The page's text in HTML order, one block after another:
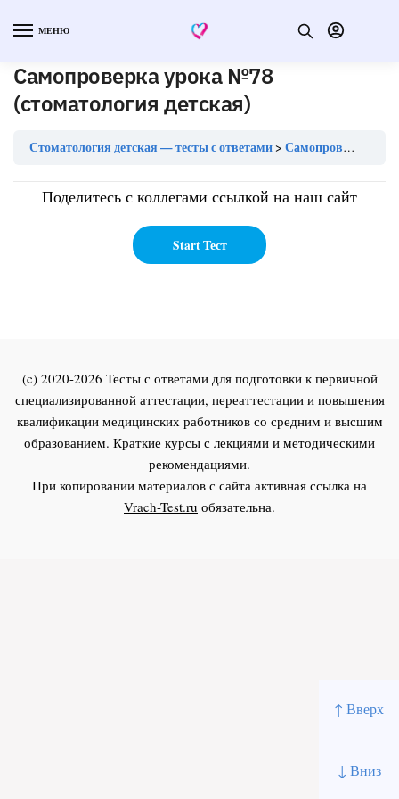
↑ Вверх
↓ Вниз
МЕНЮ
Самопроверка урока №78
(стоматология детская)
Стоматология детская — тесты с ответами Самопроверка урока №78 (стоматология детская)
Поделитесь с коллегами ссылкой на наш сайт
(c) 2020-2026 Тесты с ответами для подготовки к первичной
специализированной аттестации, переаттестации и повышения
квалификации медицинских работников со средним и высшим
образованием. Краткие курсы с лекциями и методическими
рекомендациями.
При копировании материалов с сайта активная ссылка на
Vrach-Test.ru обязательна.